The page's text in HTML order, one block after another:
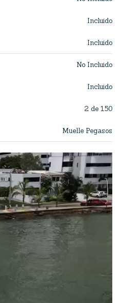
Incluido
Incluido
No Incluido
Incluido
2 de 150
Muelle Pegasos